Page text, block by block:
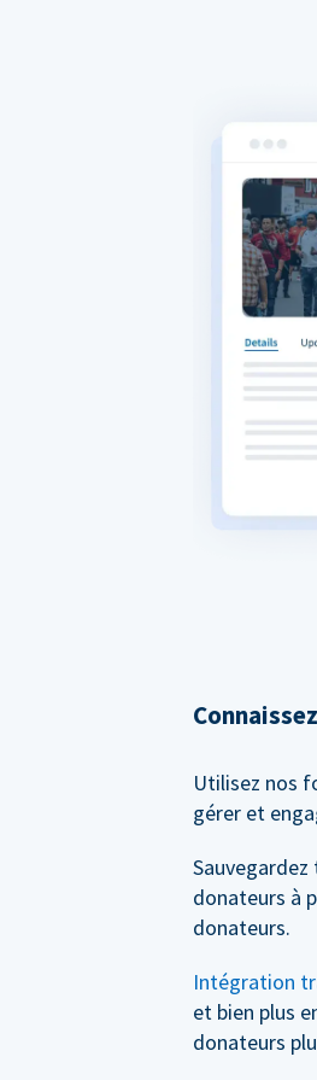
Utilisez nos
gérer et
donateurs à
donateurs.
Intégration
et bien plus
donateurs